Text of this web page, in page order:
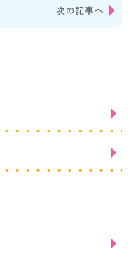
次の記事へ